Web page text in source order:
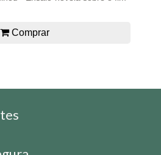
Comprar